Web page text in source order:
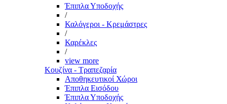
Έπιπλα Υποδοχής
/
Καλόγεροι - Κρεμάστρες
/
Καρέκλες
/
view more
Κουζίνα - Τραπεζαρία
Αποθηκευτικοί Χώροι
Έπιπλα Εισόδου
Έπιπλα Υποδοχής